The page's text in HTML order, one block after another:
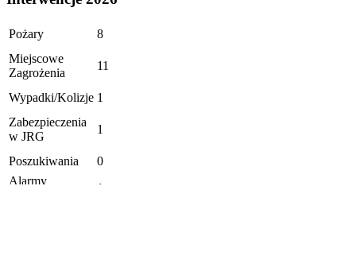
Pożary
8
Miejscowe
Zagrożenia
11
Wypadki/Kolizje 1
Zabezpieczenia
w JRG
1
Poszukiwania
0
Alarmy
1